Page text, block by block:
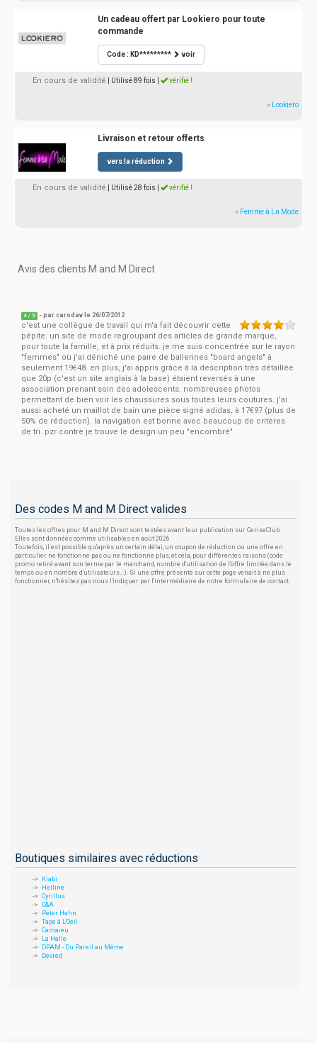
Un cadeau offert par Lookiero pour toute
commande
Code : KD********* voir
En cours de validité | Utilisé 89 fois vérifié !
» Lookiero
Livraison et retour offerts
vers la réduction
En cours de validité | Utilisé 28 fois vérifié !
» Femme à La Mode
Avis des clients M and M Direct
4 / 5 - parcarodav le 26/07/2012
c'est une collègue de travail qui m'a fait découvrir cette
pépite: un site de mode regroupant des articles de grande marque,
pour toute la famille, et à prix réduits. je me suis concentrée sur le rayon
"femmes" où j'ai déniché une paire de ballerines "board angels" à
seulement 19€48. en plus, j'ai appris grâce à la description très détaillée
que 20p (c'est un site anglais à la base) étaient reversés à une
association prenant soin des adolescents. nombreuses photos
permettant de bien voir les chaussures sous toutes leurs coutures. j'ai
aussi acheté un maillot de bain une pièce signé adidas, à 17€97 (plus de
50% de réduction). la navigation est bonne avec beaucoup de critères
de tri. pzr contre je trouve le design un peu "encombré".
Des codes M and M Direct valides
Toutes les offres pour M and M Direct sont testées avant leur publication sur CeriseClub.
Elles sont données comme utilisables en août 2026.
Toutefois, il est possible qu'après un certain délai, un coupon de réduction ou une offre en
particulier ne fonctionne pas ou ne fonctionne plus, et cela, pour différentes raisons (code
promo retiré avant son terme par le marchand, nombre d'utilisation de l'offre limitée dans le
temps ou en nombre d'utilisateurs...). Si une offre présente sur cette page venait à ne plus
fonctionner, n'hésitez pas nous l'indiquer par l'intermédiaire de notre formulaire de contact.
Boutiques similaires avec réductions
Kiabi
Helline
Cyrillus
C&A
Peter Hahn
Tape à L'Oeil
Camaieu
La Halle
DPAM - Du Pareil au Même
Devred